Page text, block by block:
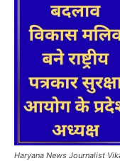
Haryana News Journalist